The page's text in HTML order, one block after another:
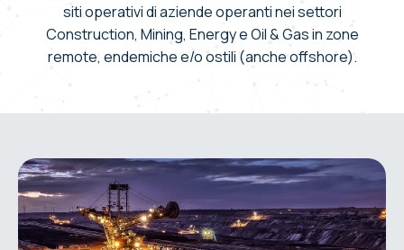
siti operativi di aziende operanti nei settori
Construction, Mining, Energy e Oil & Gas in zone
remote, endemiche e/o ostili (anche offshore).